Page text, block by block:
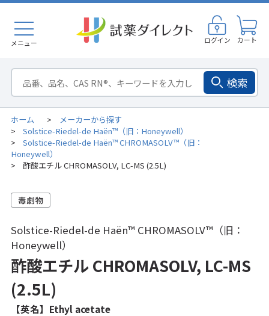
メニュー ログイン カート
検索
ホーム > メーカーから探す
> Solstice-Riedel-de Haën™（旧：Honeywell）
>
Solstice-Riedel-de Haën™ CHROMASOLV™（旧：
Honeywell）
> 酢酸エチル CHROMASOLV, LC-MS (2.5L)
Solstice-Riedel-de Haën™ CHROMASOLV™（旧：
Honeywell）
酢酸エチル CHROMASOLV, LC-MS
(2.5L)
【英名】Ethyl acetate